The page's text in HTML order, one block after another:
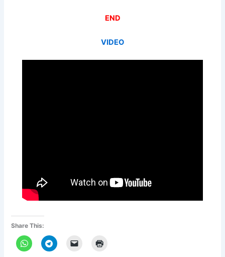
END
VIDEO
Share This: